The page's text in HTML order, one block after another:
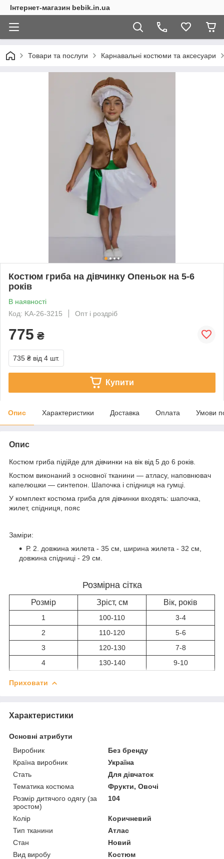
Інтернет-магазин bebik.in.ua
Товари та послуги Карнавальні костюми та аксесуари
Костюм гриба на дівчинку Опеньок на 5-6
років
В наявності
Код: KA-26-3215
Опт і роздріб
775 ₴
735 ₴ від 4 шт.
Купити
Опис Характеристики Доставка Оплата Умови
Опис
Костюм гриба підійде для дівчинки на вік від 5 до 6 років.
Костюм виконаний з основної тканини — атласу, наповнювач
капелюшки — синтепон. Шапочка і спідниця на гумці.
У комплект костюма гриба для дівчинки входять: шапочка,
жилет, спідниця, пояс
Заміри:
Р. 2. довжина жилета - 35 см, ширина жилета - 32 см,
довжина спідниці - 29 см.
Розмірна сітка
Розмір Зріст, см Вік, років
1 100-110
3-4
2
110-120
5-6
3
120-130
7-8
4
130-140 9-10
Приховати
Характеристики
Основні атрибути
Виробник
Без бренду
Країна виробник
Україна
Стать
Для дівчаток
Тематика костюма
Фрукти, Овочі
Розмір дитячого одягу (за
зростом)
104
Колір
Коричневий
Тип тканини
Атлас
Стан
Новий
Вид виробу
Костюм